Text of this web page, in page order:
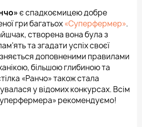
є спадкоємицею добре
гри багатьох«Суперфермер».
створена вона була з
та згадати успіх своєї
доповненими правилами
більшою глибиною та
«Ранчо» також стала
у відомих конкурсах. Всім
рекомендуємо!